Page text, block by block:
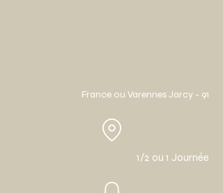
France ou Varennes Jarcy - 91
1/2 ou 1 Journée